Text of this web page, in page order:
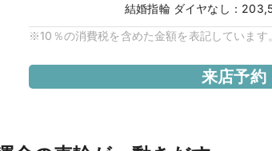
結婚指輪 ダイヤなし ：
※10％の消費税を含めた金額を表記しています。
来店予約